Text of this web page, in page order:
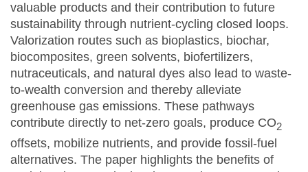
valuable products and their contribution to future
sustainability through nutrient-cycling closed loops.
Valorization routes such as bioplastics, biochar,
biocomposites, green solvents, biofertilizers,
nutraceuticals, and natural dyes also lead to waste-
to-wealth conversion and thereby alleviate
greenhouse gas emissions. These pathways
contribute directly to net-zero goals, produce CO2
offsets, mobilize nutrients, and provide fossil-fuel
alternatives. The paper highlights the benefits of